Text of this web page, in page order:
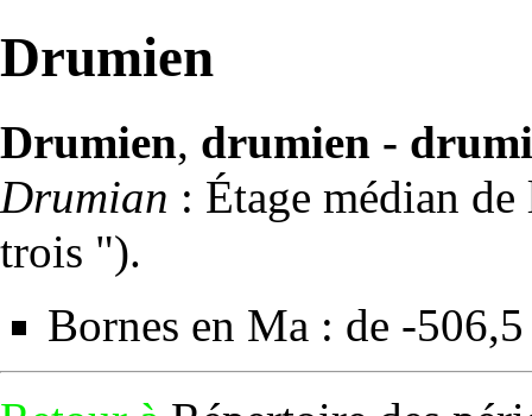
Drumien
Drumien, drumien -
Drumian : Étage médian de
trois ").
Bornes en Ma : de -